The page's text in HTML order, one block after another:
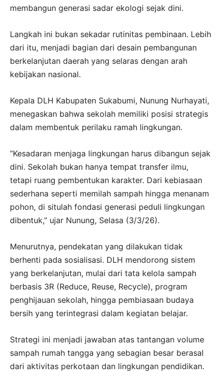
membangun generasi sadar ekologi sejak dini.
Langkah ini bukan sekadar rutinitas pembinaan. Lebih
dari itu, menjadi bagian dari desain pembangunan
berkelanjutan daerah yang selaras dengan arah
kebijakan nasional.
Kepala DLH Kabupaten Sukabumi, Nunung Nurhayati,
menegaskan bahwa sekolah memiliki posisi strategis
dalam membentuk perilaku ramah lingkungan.
“Kesadaran menjaga lingkungan harus dibangun sejak
dini. Sekolah bukan hanya tempat transfer ilmu,
tetapi ruang pembentukan karakter. Dari kebiasaan
sederhana seperti memilah sampah hingga menanam
pohon, di situlah fondasi generasi peduli lingkungan
dibentuk,” ujar Nunung, Selasa (3/3/26).
Menurutnya, pendekatan yang dilakukan tidak
berhenti pada sosialisasi. DLH mendorong sistem
yang berkelanjutan, mulai dari tata kelola sampah
berbasis 3R (Reduce, Reuse, Recycle), program
penghijauan sekolah, hingga pembiasaan budaya
bersih yang terintegrasi dalam kegiatan belajar.
Strategi ini menjadi jawaban atas tantangan volume
sampah rumah tangga yang sebagian besar berasal
dari aktivitas perkotaan dan lingkungan pendidikan.